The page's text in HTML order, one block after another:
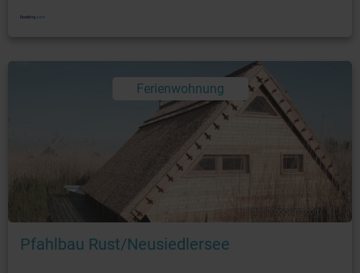
Ferienwohnung
Foto: © booking.com
Pfahlbau Rust/Neusiedlersee